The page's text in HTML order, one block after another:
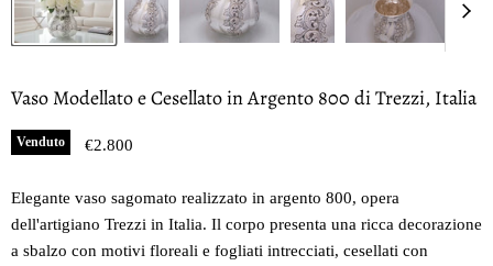
Vaso Modellato e Cesellato in Argento 800 di Trezzi, Italia
Venduto Prezzo oggi
€2.800
Elegante vaso sagomato realizzato in argento 800, opera
dell'artigiano Trezzi in Italia. Il corpo presenta una ricca decorazione
a sbalzo con motivi floreali e fogliati intrecciati, cesellati con